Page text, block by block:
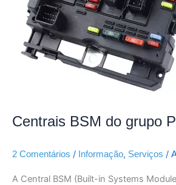
Centrais BSM do grupo
2 Comentários / Informação, Serviços /
A Central BSM (Built-in Systems